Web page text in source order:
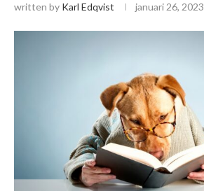
written by Karl Edqvist januari 26, 2023